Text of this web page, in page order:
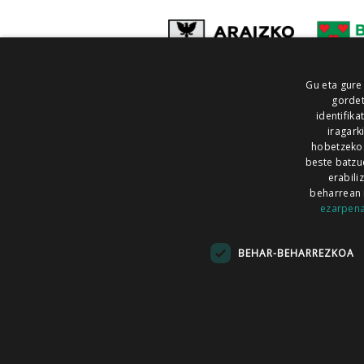
ALEA
MAILOPE NOAUA
Gu eta
hobetzeko.
beste
beharrean
BEHAR-BEHARREZKOA